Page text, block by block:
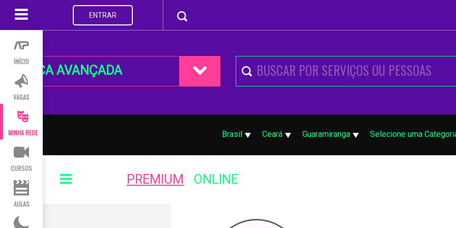
INÍCIO
VAGAS
MINHA REDE
CURSOS
AULAS
ENTRAR
BUSCA AVANÇADA
Brasil Ceará Guaramiranga Selecione uma
PREMIUM ONLINE